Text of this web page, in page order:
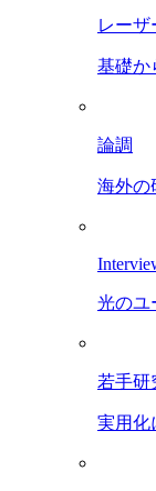
レーザ
基礎か
論調
海外の
光のユ
若手研
実用化